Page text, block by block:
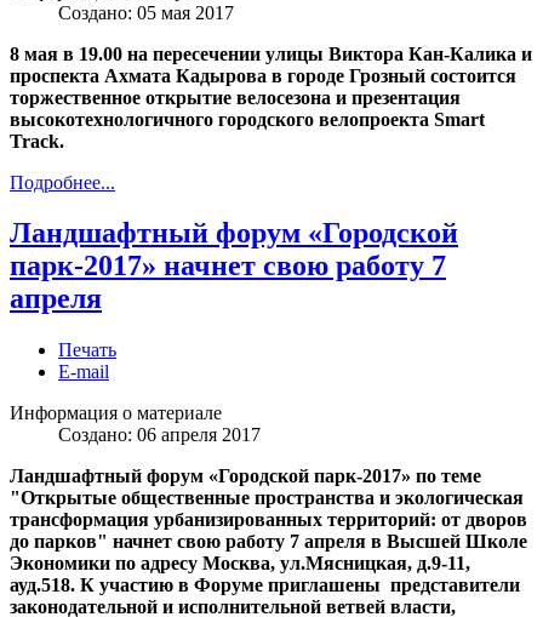
Создано: 05 мая 2017
8 мая в 19.00 на пересечении улицы Виктора Кан-Калика и
проспекта Ахмата Кадырова в городе Грозный состоится
торжественное открытие велосезона и презентация
высокотехнологичного городского велопроекта Smart
Track.
Подробнее...
Ландшафтный форум «Городской
парк-2017» начнет свою работу 7
апреля
Печать
E-mail
Информация о материале
Создано: 06 апреля 2017
Ландшафтный форум «Городской парк-2017» по теме
"Открытые общественные пространства и экологическая
трансформация урбанизированных территорий: от дворов
до парков" начнет свою работу 7 апреля в Высшей Школе
Экономики по адресу Москва, ул.Мясницкая, д.9-11,
ауд.518. К участию в Форуме приглашены представители
законодательной и исполнительной ветвей власти,